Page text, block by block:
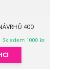
400
Skladem 1000 ks